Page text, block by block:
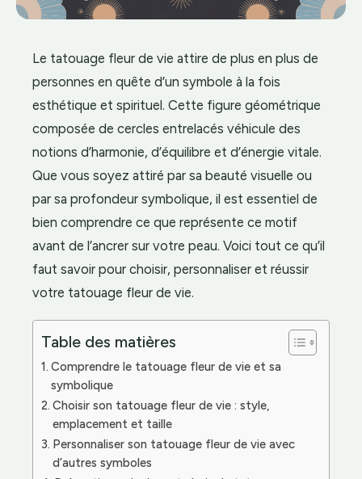
Le tatouage fleur de vie attire de plus en plus de
personnes en quête d’un symbole à la fois
esthétique et spirituel. Cette figure géométrique
composée de cercles entrelacés véhicule des
notions d’harmonie, d’équilibre et d’énergie vitale.
Que vous soyez attiré par sa beauté visuelle ou
par sa profondeur symbolique, il est essentiel de
bien comprendre ce que représente ce motif
avant de l’ancrer sur votre peau. Voici tout ce qu’il
faut savoir pour choisir, personnaliser et réussir
votre tatouage fleur de vie.
Table des matières
Comprendre le tatouage fleur de vie et sa
symbolique
Choisir son tatouage fleur de vie : style,
emplacement et taille
Personnaliser son tatouage fleur de vie avec
d’autres symboles